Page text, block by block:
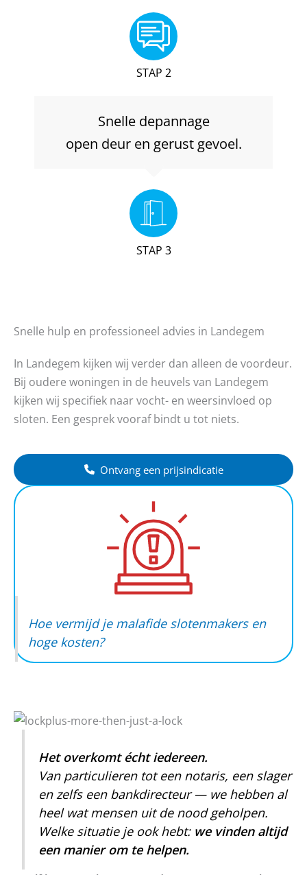
STAP 2
Snelle depannage
open deur en gerust gevoel.
STAP 3
Snelle hulp en professioneel advies in Landegem
In Landegem kijken wij verder dan alleen de voordeur.
Bij oudere woningen in de heuvels van Landegem
kijken wij specifiek naar vocht- en weersinvloed op
sloten. Een gesprek vooraf bindt u tot niets.
Ontvang een prijsindicatie
Hoe vermijd je malafide slotenmakers en
hoge kosten?
Het overkomt écht iedereen.
Van particulieren tot een notaris, een slager
en zelfs een bankdirecteur — we hebben al
heel wat mensen uit de nood geholpen.
Welke situatie je ook hebt: we vinden altijd
een manier om te helpen.